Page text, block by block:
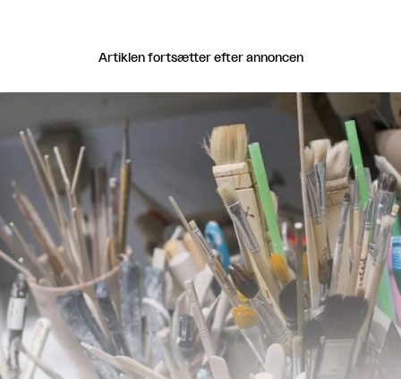
Artiklen fortsætter efter annoncen